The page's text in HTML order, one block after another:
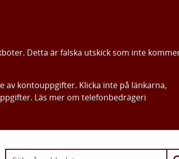
Detta är falska utskick som inte
kontouppgifter. Klicka inte på länkarna,
Läs mer om telefonbedrägeri